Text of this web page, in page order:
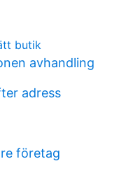
butik
avhandling
adress
företag